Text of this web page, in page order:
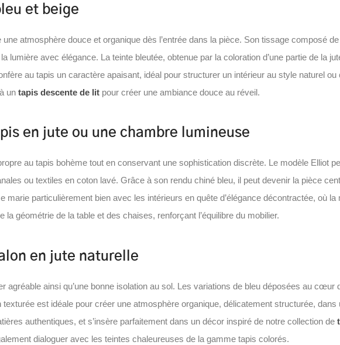
et beige
atmosphère douce et organique dès l’entrée dans la pièce. Son tissage composé
lumière avec élégance. La teinte bleutée, obtenue par la coloration d’une partie de la
au tapis un caractère apaisant, idéal pour structurer un intérieur au style naturel
un tapis descente de lit pour créer une ambiance douce au réveil.
en jute ou une chambre lumineuse
au tapis bohème tout en conservant une sophistication discrète. Le modèle Elliot
ou textiles en coton lavé. Grâce à son rendu chiné bleu, il peut devenir la pièce
particulièrement bien avec les intérieurs en quête d’élégance décontractée, où la
géométrie de la table et des chaises, renforçant l’équilibre du mobilier.
en jute naturelle
agréable ainsi qu’une bonne isolation au sol. Les variations de bleu déposées au cœur
est idéale pour créer une atmosphère organique, délicatement structurée, dans
authentiques, et s’insère parfaitement dans un décor inspiré de notre collection de
dialoguer avec les teintes chaleureuses de la gamme tapis colorés.